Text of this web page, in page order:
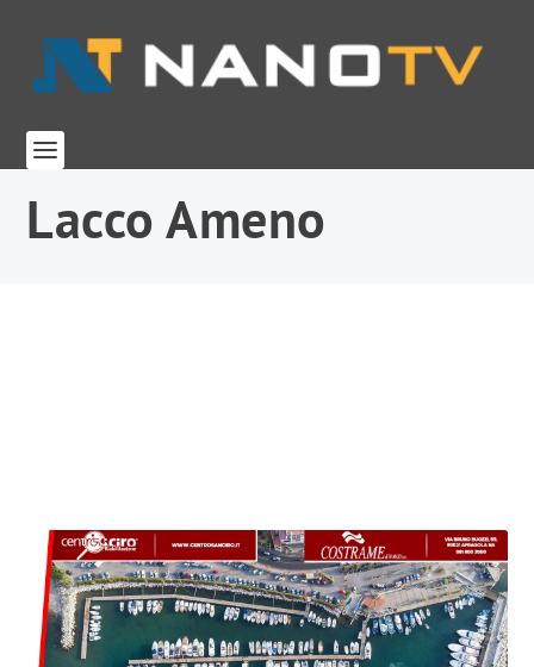
Lacco Ameno